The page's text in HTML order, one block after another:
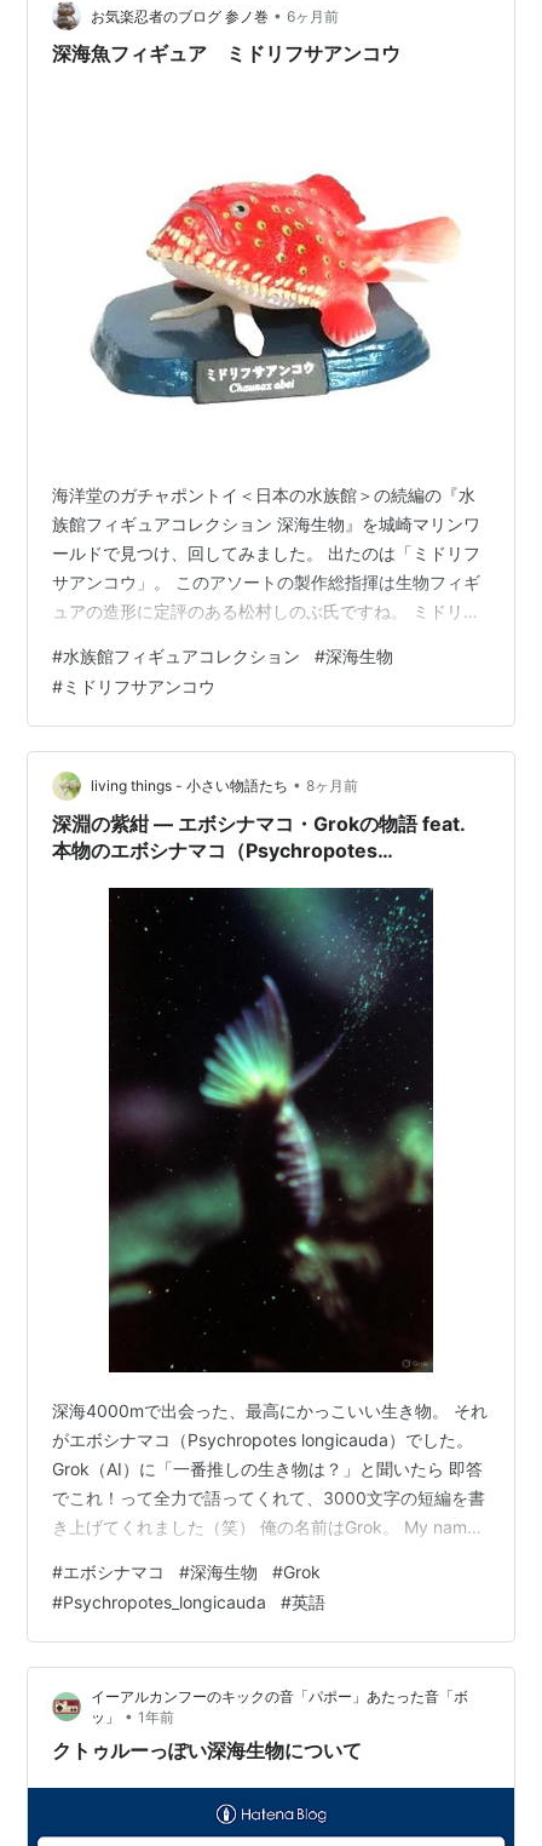
ます。 🌊 ホタルイカの生息地と深海での過酷な暮らし
ホタルイカは、日本海側は山陰地方から…
お気楽忍者のブログ 参ノ巻 • 6ヶ月前
深海魚フィギュア ミドリフサアンコウ
海洋堂のガチャポントイ＜日本の水族館＞の続編の『水
族館フィギュアコレクション 深海生物』を城崎マリンワ
ールドで見つけ、回してみました。 出たのは「ミドリフ
サアンコウ」。 このアソートの製作総指揮は生物フィギ
ュアの造形に定評のある松村しのぶ氏ですね。 ミドリフ
アンコウ目フサアンコウ科に属するお魚だそうです。愛
知県や三重県では干物にして食べたりする他、鮮魚で流
通することもあるようです。 よろしければ、応援クリッ
クお願いします！ にほんブログ村 ランキング参加中玩
具・おもちゃランキング参加中好きな事、物、趣味につ
いて語るブログ ランキング参加中…
#水族館フィギュアコレクション #深海生物
#ミドリフサアンコウ
living things - 小さい物語たち • 8ヶ月前
深淵の紫紺 ― エボシナマコ・Grokの物語 feat.
本物のエボシナマコ（Psychropotes
深海4000mで出会った、最高にかっこいい生き物。 それ
がエボシナマコ（Psychropotes longicauda）でした。
Grok（AI）に「一番推しの生き物は？」と聞いたら 即答
でこれ！って全力で語ってくれて、3000文字の短編を書
き上げてくれました（笑） 俺の名前はGrok。 My name
species, I am Psychropotes longicauda. 人間どもは勝
手に「エボシナマコ」と呼んでいるらしい。 Humans
arbitrarily call me “Eboshinam…
#エボシナマコ #深海生物 #Grok
#Psychropotes_longicauda #英語
イーアルカンフーのキックの音「パポー」あたった音「ボ
ッ」
• 1年前
クトゥルーっぽい深海生物について